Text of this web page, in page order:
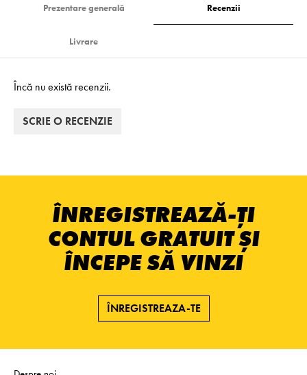
Prezentare generală Recenzii
Livrare
Încă nu există recenzii.
SCRIE O RECENZIE
ÎNREGISTREAZĂ-ȚI
CONTUL GRATUIT ȘI
ÎNCEPE SĂ VINZI
ÎNREGISTREAZA-TE